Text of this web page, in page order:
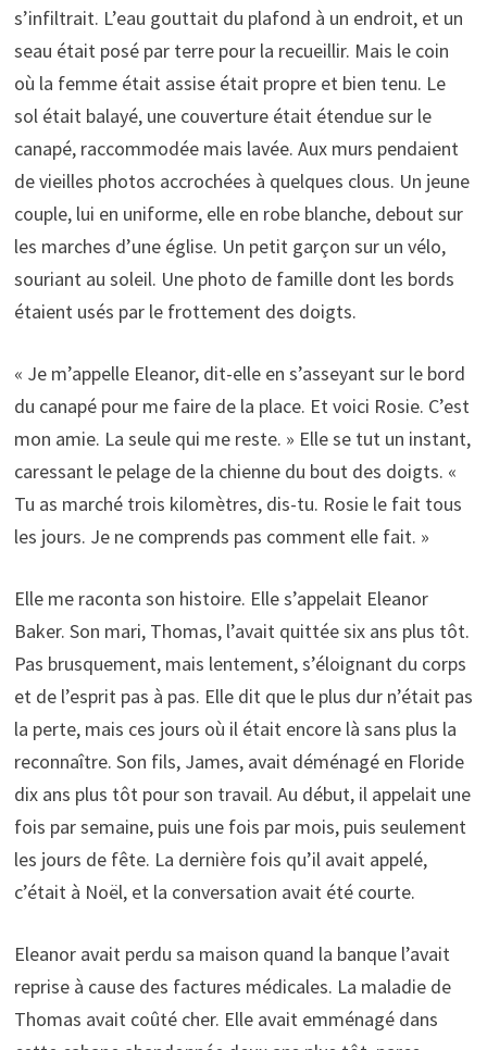
s’infiltrait. L’eau gouttait du plafond à un endroit, et un
seau était posé par terre pour la recueillir. Mais le coin
où la femme était assise était propre et bien tenu. Le
sol était balayé, une couverture était étendue sur le
canapé, raccommodée mais lavée. Aux murs pendaient
de vieilles photos accrochées à quelques clous. Un jeune
couple, lui en uniforme, elle en robe blanche, debout sur
les marches d’une église. Un petit garçon sur un vélo,
souriant au soleil. Une photo de famille dont les bords
étaient usés par le frottement des doigts.
« Je m’appelle Eleanor, dit-elle en s’asseyant sur le bord
du canapé pour me faire de la place. Et voici Rosie. C’est
mon amie. La seule qui me reste. » Elle se tut un instant,
caressant le pelage de la chienne du bout des doigts. «
Tu as marché trois kilomètres, dis-tu. Rosie le fait tous
les jours. Je ne comprends pas comment elle fait. »
Elle me raconta son histoire. Elle s’appelait Eleanor
Baker. Son mari, Thomas, l’avait quittée six ans plus tôt.
Pas brusquement, mais lentement, s’éloignant du corps
et de l’esprit pas à pas. Elle dit que le plus dur n’était pas
la perte, mais ces jours où il était encore là sans plus la
reconnaître. Son fils, James, avait déménagé en Floride
dix ans plus tôt pour son travail. Au début, il appelait une
fois par semaine, puis une fois par mois, puis seulement
les jours de fête. La dernière fois qu’il avait appelé,
c’était à Noël, et la conversation avait été courte.
Eleanor avait perdu sa maison quand la banque l’avait
reprise à cause des factures médicales. La maladie de
Thomas avait coûté cher. Elle avait emménagé dans